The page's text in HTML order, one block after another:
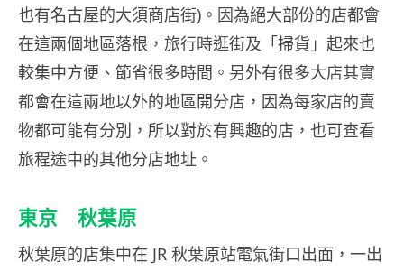
也有名古屋的大須商店街)。因為絕大部份的店都會
在這兩個地區落根，旅行時逛街及「掃貨」起來也
較集中方便、節省很多時間。另外有很多大店其實
都會在這兩地以外的地區開分店，因為每家店的賣
物都可能有分別，所以對於有興趣的店，也可查看
旅程途中的其他分店地址。
東京 秋葉原
秋葉原的店集中在 JR 秋葉原站電氣街口出面，一出